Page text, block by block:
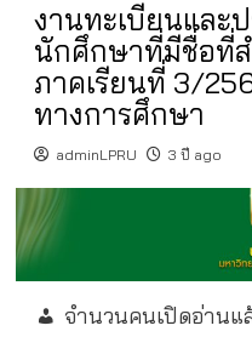
งานทะเบียนและ
นักศึกษาที่มีชื่อที่ส
ภาคเรียนที่ 3/
ทางการศึกษา
adminLPRU 3 ปี ago
จำนวนคนเปิดอ่านแ